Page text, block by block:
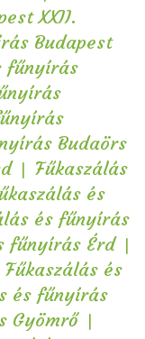
XXII.
Budapest
fűnyírás
Budaörs
| Fűkaszálás
és
és fűnyírás
fűnyírás Érd |
Fűkaszálás és
és fűnyírás
Gyömrő |